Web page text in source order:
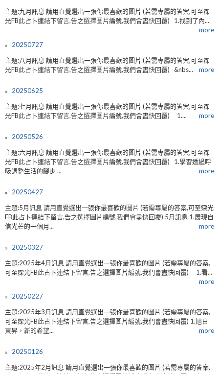
主題:九月訊息 請用直覺選出一張你最喜歡的圖片 (若需專屬的答案,可至霂
光FB此占卜連結下留言,告之選擇圖片編號,我們會盡快回覆) 1.找到了內...
more
20250727
主題:八月訊息 請用直覺選出一張你最喜歡的圖片 (若需專屬的答案,可至霂
光FB此占卜連結下留言,告之選擇圖片編號,我們會盡快回覆) &nbs...
more
20250625
主題:七月訊息 請用直覺選出一張你最喜歡的圖片 (若需專屬的答案,可至霂
光FB此占卜連結下留言,告之選擇圖片編號,我們會盡快回覆) 1....
more
20250526
主題:六月訊息 請用直覺選出一張你最喜歡的圖片 (若需專屬的答案,可至霂
光FB此占卜連結下留言,告之選擇圖片編號,我們會盡快回覆) 1.學習透過呼
吸調整生活的腳步 ...
more
20250427
主題:5月訊息 請用直覺選出一張你最喜歡的圖片 (若需專屬的答案,可至霂光
FB此占卜連結下留言,告之選擇圖片編號,我們會盡快回覆) 5月訊息 1.展現自
信光芒的一個月...
more
20250327
主題:2025年4月訊息 請用直覺選出一張你最喜歡的圖片 (若需專屬的答案,
可至霂光FB此占卜連結下留言,告之選擇圖片編號,我們會盡快回覆) 1.看...
more
20250227
主題:2025年3月訊息 請用直覺選出一張你最喜歡的圖片 (若需專屬的答案,
可至霂光FB此占卜連結下留言,告之選擇圖片編號,我們會盡快回覆) 1.旭日
東昇，新的希望...
more
20250126
主題:2025年2月訊息 請用直覺選出一張你最喜歡的圖片 (若需專屬的答案,